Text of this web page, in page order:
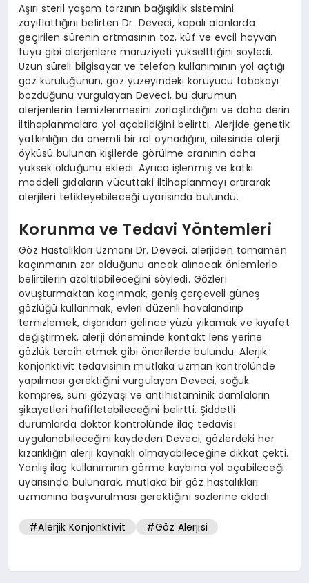
Aşırı steril yaşam tarzının bağışıklık sistemini
zayıflattığını belirten Dr. Deveci, kapalı alanlarda
geçirilen sürenin artmasının toz, küf ve evcil hayvan
tüyü gibi alerjenlere maruziyeti yükselttiğini söyledi.
Uzun süreli bilgisayar ve telefon kullanımının yol açtığı
göz kuruluğunun, göz yüzeyindeki koruyucu tabakayı
bozduğunu vurgulayan Deveci, bu durumun
alerjenlerin temizlenmesini zorlaştırdığını ve daha derin
iltihaplanmalara yol açabildiğini belirtti. Alerjide genetik
yatkınlığın da önemli bir rol oynadığını, ailesinde alerji
öyküsü bulunan kişilerde görülme oranının daha
yüksek olduğunu ekledi. Ayrıca işlenmiş ve katkı
maddeli gıdaların vücuttaki iltihaplanmayı artırarak
alerjileri tetikleyebileceği uyarısında bulundu.
Korunma ve Tedavi Yöntemleri
Göz Hastalıkları Uzmanı Dr. Deveci, alerjiden tamamen
kaçınmanın zor olduğunu ancak alınacak önlemlerle
belirtilerin azaltılabileceğini söyledi. Gözleri
ovuşturmaktan kaçınmak, geniş çerçeveli güneş
gözlüğü kullanmak, evleri düzenli havalandırıp
temizlemek, dışarıdan gelince yüzü yıkamak ve kıyafet
değiştirmek, alerji döneminde kontakt lens yerine
gözlük tercih etmek gibi önerilerde bulundu. Alerjik
konjonktivit tedavisinin mutlaka uzman kontrolünde
yapılması gerektiğini vurgulayan Deveci, soğuk
kompres, suni gözyaşı ve antihistaminik damlaların
şikayetleri hafifletebileceğini belirtti. Şiddetli
durumlarda doktor kontrolünde ilaç tedavisi
uygulanabileceğini kaydeden Deveci, gözlerdeki her
kızarıklığın alerji kaynaklı olmayabileceğine dikkat çekti.
Yanlış ilaç kullanımının görme kaybına yol açabileceği
uyarısında bulunarak, mutlaka bir göz hastalıkları
uzmanına başvurulması gerektiğini sözlerine ekledi.
#Alerjik Konjonktivit #Göz Alerjisi